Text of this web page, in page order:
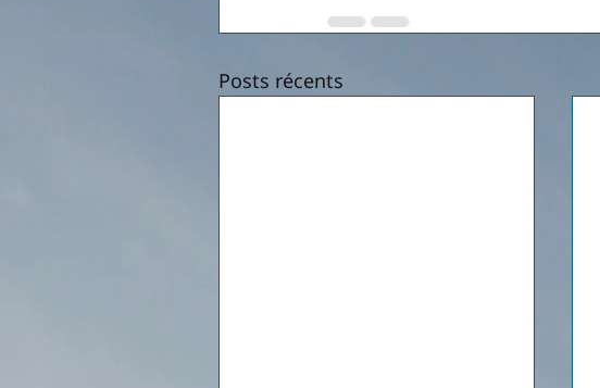
Posts récents